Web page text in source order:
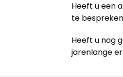
Heeft u een
te
Heeft u nog
jarenlange